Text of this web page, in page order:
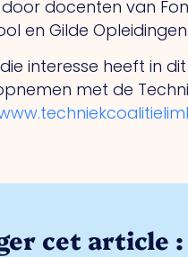
docenten van
en Gilde Opleidingen.
interesse heeft in
met de
cet article :